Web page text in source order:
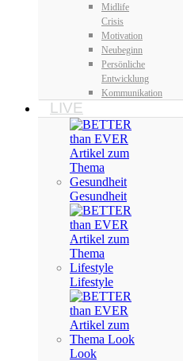
Midlife
Crisis
Motivation
Neubeginn
Persönliche
Entwicklung
Kommunikation
LIVE
Gesundheit
Lifestyle
Look